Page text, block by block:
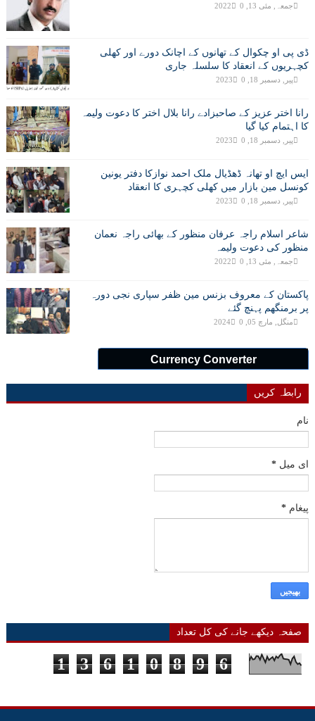
جمعہ, مئی 13, 2022 0
ڈی پی او چکوال کے تھانوں کے اچانک دورے اور کھلی
کچہریوں کے انعقاد کا سلسلہ جاری
پیر, دسمبر 18, 2023 0
رانا اختر عزیز کے صاحبزادے رانا بلال اختر کا دعوت ولیمہ
کا اہتمام کیا گیا
پیر, دسمبر 18, 2023 0
ایس ایچ او تھانہ ڈھڈیال ملک احمد نوازکا دفتر یونین
کونسل مین بازار میں کھلی کچہری کا انعقاد
پیر, دسمبر 18, 2023 0
شاعر اسلام راجہ عرفان منظور کے بھائی راجہ نعمان
منظور کی دعوت ولیمہ
جمعہ, مئی 13, 2022 0
پاکستان کے معروف بزنس مین ظفر سپاری نجی دورہ
پر برمنگھم پہنچ گئے
منگل, مارچ 05, 2024 0
Currency Converter
رابطہ کریں
نام
ای میل *
پیغام *
صفحہ دیکھے جانے کی کل تعداد
1 3 6 1 0 8 9 6